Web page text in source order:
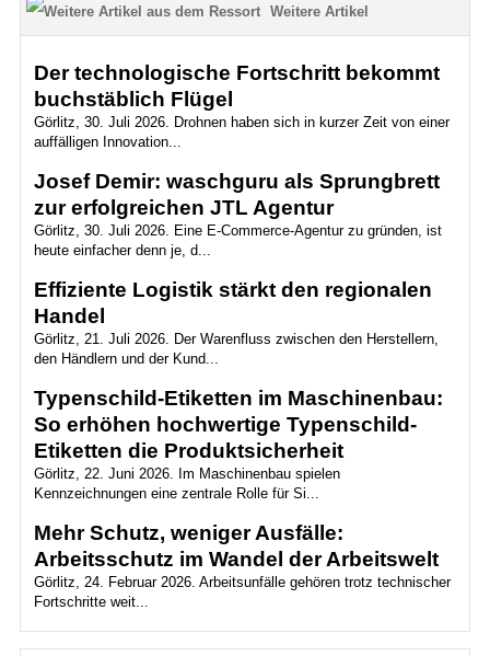
Weitere Artikel
Der technologische Fortschritt bekommt
buchstäblich Flügel
Görlitz, 30. Juli 2026. Drohnen haben sich in kurzer Zeit von einer
auffälligen Innovation...
Josef Demir: waschguru als Sprungbrett
zur erfolgreichen JTL Agentur
Görlitz, 30. Juli 2026. Eine E-Commerce-Agentur zu gründen, ist
heute einfacher denn je, d...
Effiziente Logistik stärkt den regionalen
Handel
Görlitz, 21. Juli 2026. Der Warenfluss zwischen den Herstellern,
den Händlern und der Kund...
Typenschild-Etiketten im Maschinenbau:
So erhöhen hochwertige Typenschild-
Etiketten die Produktsicherheit
Görlitz, 22. Juni 2026. Im Maschinenbau spielen
Kennzeichnungen eine zentrale Rolle für Si...
Mehr Schutz, weniger Ausfälle:
Arbeitsschutz im Wandel der Arbeitswelt
Görlitz, 24. Februar 2026. Arbeitsunfälle gehören trotz technischer
Fortschritte weit...